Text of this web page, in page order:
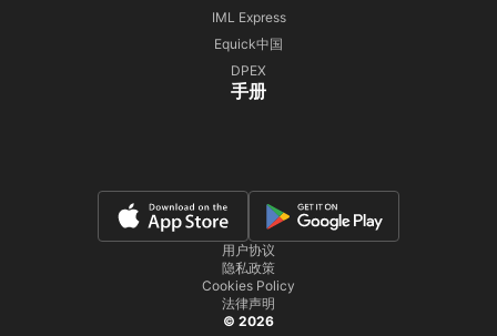
IML Express
Equick中国
DPEX
手册
用户协议
隐私政策
Cookies Policy
法律声明
© 2026